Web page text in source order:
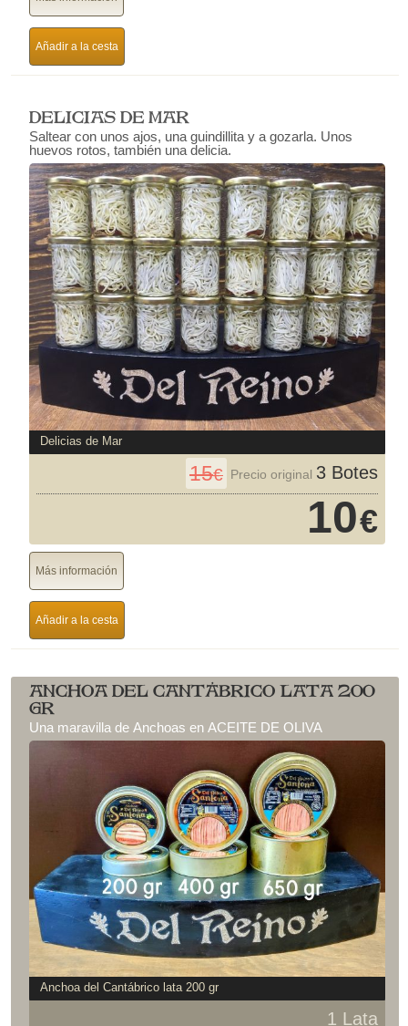
Añadir a la cesta
DELICIAS DE MAR
Saltear con unos ajos, una guindillita y a gozarla. Unos
huevos rotos, también una delicia.
Delicias de Mar
15€ Precio original 3 Botes
10€
Más información
Añadir a la cesta
ANCHOA DEL CANTÁBRICO LATA 200
GR
Una maravilla de Anchoas en ACEITE DE OLIVA
Anchoa del Cantábrico lata 200 gr
1 Lata